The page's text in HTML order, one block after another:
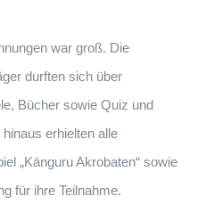
war groß. Die
durften sich über
Bücher sowie Quiz und
erhielten alle
„Känguru Akrobaten“ sowie
für ihre Teilnahme.